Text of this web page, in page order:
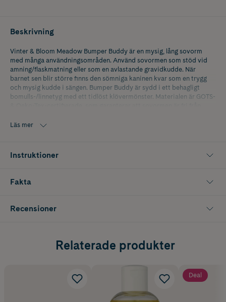
Beskrivning
Vinter & Bloom Meadow Bumper Buddy är en mysig, lång sovorm
med många användningsområden. Använd sovormen som stöd vid
amning/flaskmatning eller som en avlastande gravidkudde. När
barnet sen blir större finns den sömniga kaninen kvar som en trygg
och mysig kudde i sängen. Bumper Buddy är sydd i ett behagligt
bomulls-/linnetyg med ett tidlöst klövermönster. Materialen är GOTS-
odlas helt utan kemiska bekämpningsmedel och konstgödsel.
Läs mer
Instruktioner
Fakta
Recensioner
Relaterade produkter
Deal